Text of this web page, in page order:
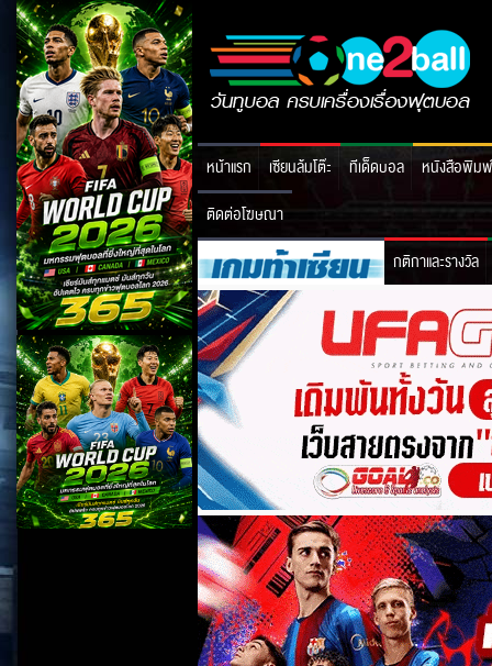
หน้าแรก เซียนล้มโต๊ะ ทีเด็ดบอล
หนังสือพิมพ์
ติดต่อโฆษณา
กติกาและรางวัล